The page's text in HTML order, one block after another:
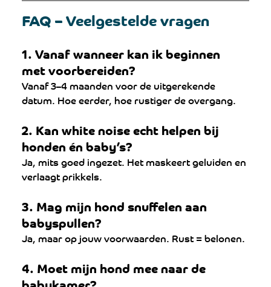
FAQ – Veelgestelde vragen
1. Vanaf wanneer kan ik beginnen
met voorbereiden?
Vanaf 3–4 maanden voor de uitgerekende
datum. Hoe eerder, hoe rustiger de overgang.
2. Kan white noise echt helpen bij
honden én baby’s?
Ja, mits goed ingezet. Het maskeert geluiden en
verlaagt prikkels.
3. Mag mijn hond snuffelen aan
babyspullen?
Ja, maar op jouw voorwaarden. Rust = belonen.
4. Moet mijn hond mee naar de